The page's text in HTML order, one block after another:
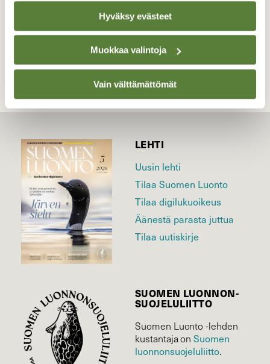
Hyväksy evästeet
Muokkaa valintoja
Vain välttämättömät
TAKAISIN LISTAAN
LEHTI
Uusin lehti
Tilaa Suomen Luonto
Tilaa digilukuoikeus
Äänestä parasta juttua
Tilaa uutiskirje
SUOMEN LUONNON­
SUOJELU­LIITTO
Suomen Luonto -lehden
kustantaja onSuomen
luonnonsuojelu­liitto.